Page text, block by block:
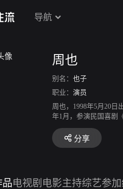
导航
周也
别名： 也子
职业： 演员
周也，1998年5月20日
年1月，参演民国喜剧
映。2021年1月，不
的革命历史剧《啊摇篮
主演古装言情剧《护心
分享
品电视剧 电影主持综艺参